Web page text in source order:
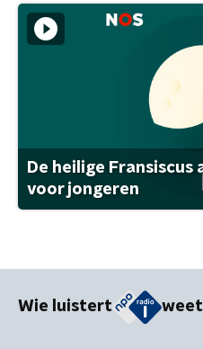
De heilige
voor jongeren
Wie luistert